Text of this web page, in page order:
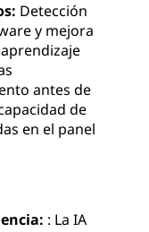
Detección
y mejora
antes de
de
en el panel
: La IA